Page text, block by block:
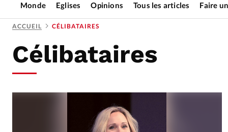
Monde Eglises Opinions Tous les articles Faire
RUBRIQUES
Tous les articles
Actualité internationale
ACCUEIL CÉLIBATAIRES
Célibataires